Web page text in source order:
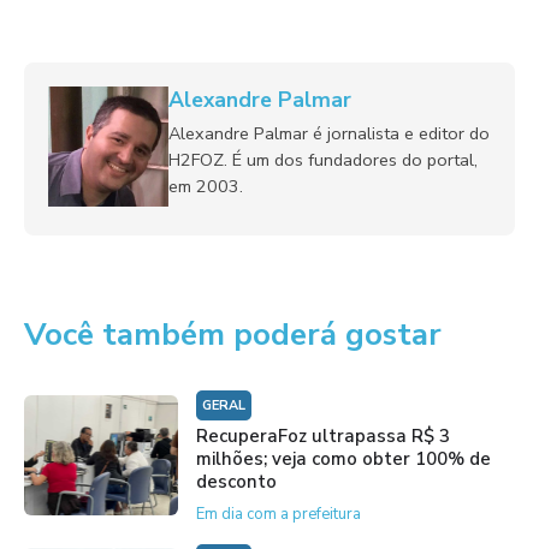
Alexandre Palmar
Alexandre Palmar é jornalista e editor do
H2FOZ. É um dos fundadores do portal,
em 2003.
Você também poderá gostar
GERAL
RecuperaFoz ultrapassa R$ 3
milhões; veja como obter 100% de
desconto
Em dia com a prefeitura